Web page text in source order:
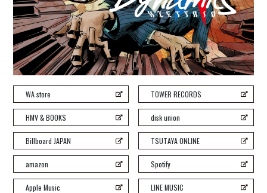
H ZETT M
ROCO
ray.(光)
五条院凌
Rainboy
NEMOTROUBOLTER
BimBamBoom
Kent Kakitsubata
PE’Z
suzumoku
東京ヒップホップ
WA store TOWER RECORDS
HMV & BOOKS disk union
Billboard JAPAN TSUTAYA ONLINE
amazon Spotify
Apple Music LINE MUSIC